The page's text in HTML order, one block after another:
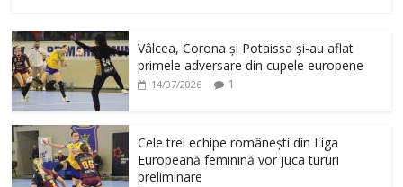
Vâlcea, Corona și Potaissa și-au aflat
primele adversare din cupele europene
14/07/2026 1
Cele trei echipe românești din Liga
Europeană feminină vor juca tururi
preliminare